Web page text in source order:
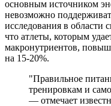
основным источником
невозможно
исследования в области
что атлеты, которым
макронутриентов,
на 15-20%.
"Правильное
тренировкам и
— отмечает